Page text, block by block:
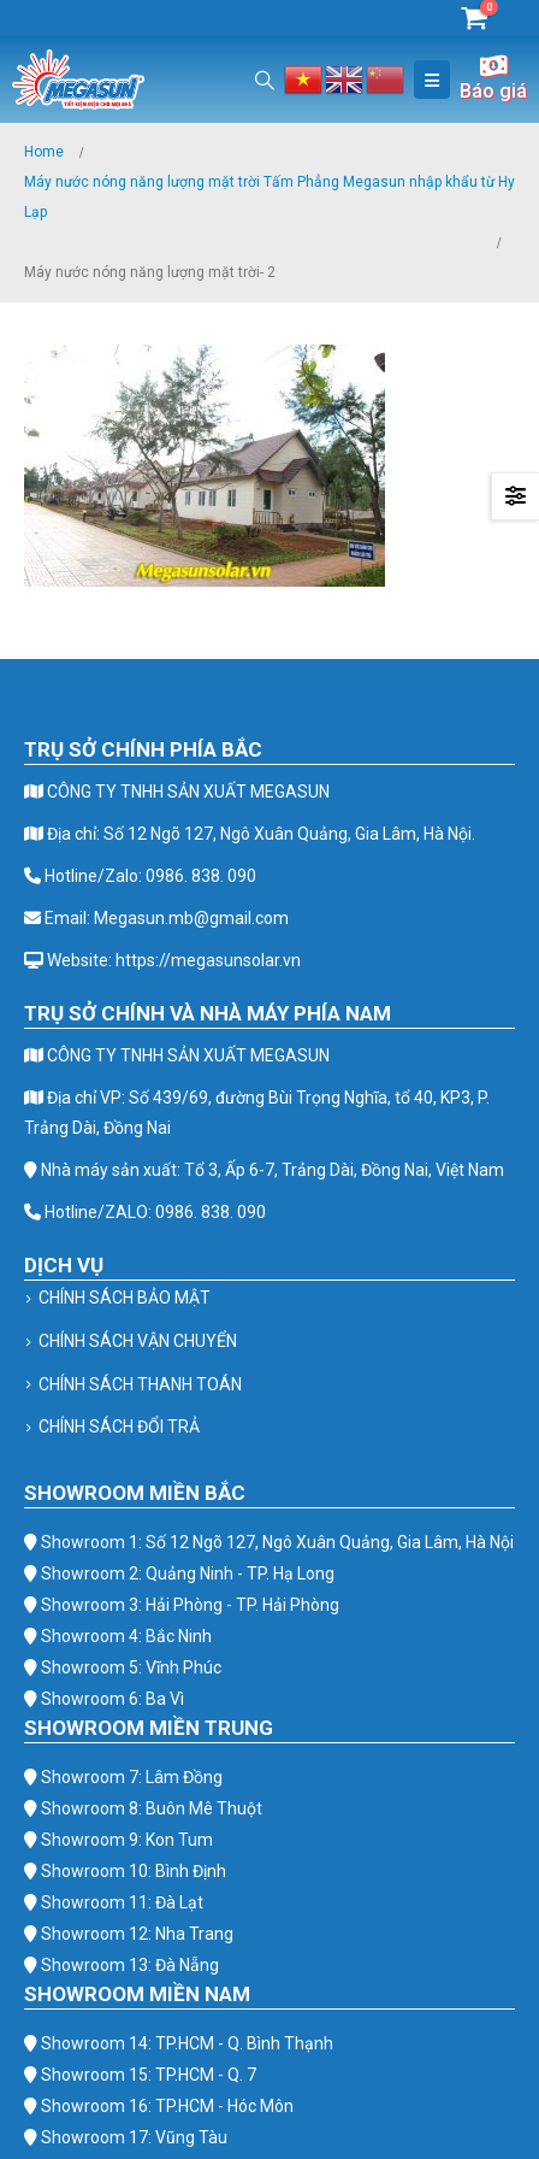
0
Báo giá
Home
Máy nước nóng năng lượng mặt trời Tấm Phẳng Megasun nhập khẩu từ Hy
Lạp
Máy nước nóng năng lượng mặt trời- 2
TRỤ SỞ CHÍNH PHÍA BẮC
CÔNG TY TNHH SẢN XUẤT MEGASUN
Địa chỉ: Số 12 Ngõ 127, Ngô Xuân Quảng, Gia Lâm, Hà Nội.
Hotline/Zalo: 0986. 838. 090
Email: Megasun.mb@gmail.com
Website: https://megasunsolar.vn
TRỤ SỞ CHÍNH VÀ NHÀ MÁY PHÍA NAM
CÔNG TY TNHH SẢN XUẤT MEGASUN
Địa chỉ VP: Số 439/69, đường Bùi Trọng Nghĩa, tổ 40, KP3, P.
Trảng Dài, Đồng Nai
Nhà máy sản xuất: Tổ 3, Ấp 6-7, Trảng Dài, Đồng Nai, Việt Nam
Hotline/ZALO: 0986. 838. 090
DỊCH VỤ
CHÍNH SÁCH BẢO MẬT
CHÍNH SÁCH VẬN CHUYỂN
CHÍNH SÁCH THANH TOÁN
CHÍNH SÁCH ĐỔI TRẢ
SHOWROOM MIỀN BẮC
Showroom 1: Số 12 Ngõ 127, Ngô Xuân Quảng, Gia Lâm, Hà Nội
Showroom 2: Quảng Ninh - TP. Hạ Long
Showroom 3: Hải Phòng - TP. Hải Phòng
Showroom 4: Bắc Ninh
Showroom 5: Vĩnh Phúc
Showroom 6: Ba Vì
SHOWROOM MIỀN TRUNG
Showroom 7: Lâm Đồng
Showroom 8: Buôn Mê Thuột
Showroom 9: Kon Tum
Showroom 10: Bình Định
Showroom 11: Đà Lạt
Showroom 12: Nha Trang
Showroom 13: Đà Nẵng
SHOWROOM MIỀN NAM
Showroom 14: TP.HCM - Q. Bình Thạnh
Showroom 15: TP.HCM - Q. 7
Showroom 16: TP.HCM - Hóc Môn
Showroom 17: Vũng Tàu